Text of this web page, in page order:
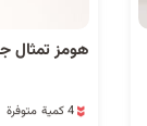
هومز تمثال جمباز
6 مشاهدة مؤخراً